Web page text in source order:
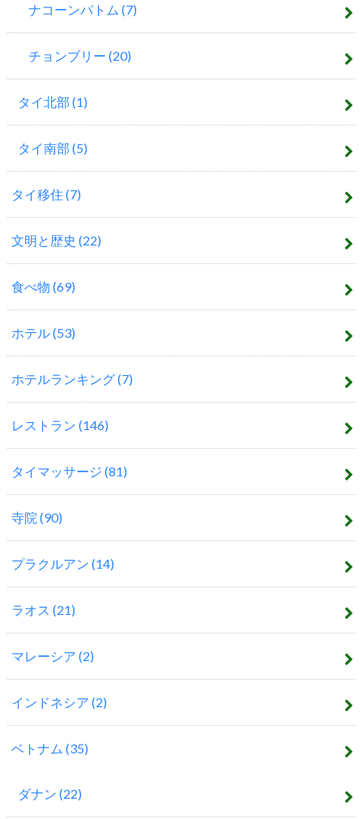
ナコーンパトム (7)
チョンブリー (20)
タイ北部 (1)
タイ南部 (5)
タイ移住 (7)
文明と歴史 (22)
食べ物 (69)
ホテル(53)
ホテルランキング(7)
レストラン (146)
タイマッサージ (81)
寺院 (90)
プラクルアン (14)
ラオス (21)
マレーシア (2)
インドネシア (2)
ベトナム (35)
ダナン (22)